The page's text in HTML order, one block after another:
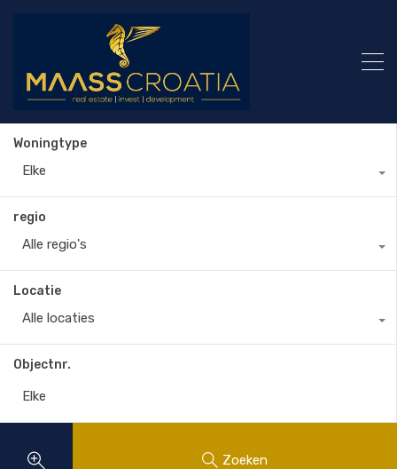
Woningtype
Elke
regio
Alle regio's
Locatie
Alle locaties
Objectnr.
Zoeken